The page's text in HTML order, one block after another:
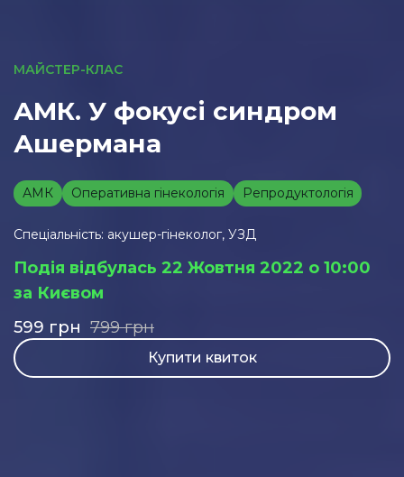
МАЙСТЕР-КЛАС
АМК. У фокусі синдром
Ашермана
АМК Оперативна гінекологія Репродуктологія
Спеціальність: акушер-гінеколог, УЗД
Подія відбулась 22 Жовтня 2022 о 10:00
за Києвом
Купити квиток
599 грн 799грн